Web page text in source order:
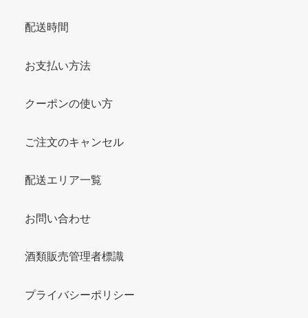
配送時間
お支払い方法
クーポンの使い方
ご注文のキャンセル
配送エリア一覧
お問い合わせ
酒類販売管理者標識
プライバシーポリシー